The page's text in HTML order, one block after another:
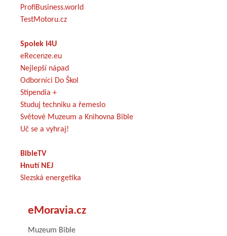
ProfiBusiness.world
TestMotoru.cz
Spolek I4U
eRecenze.eu
Nejlepší nápad
Odborníci Do Škol
Stipendia +
Studuj techniku a řemeslo
Světové Muzeum a Knihovna Bible
Uč se a vyhraj!
BibleTV
Hnutí NEJ
Slezská energetika
eMoravia.cz
Muzeum Bible